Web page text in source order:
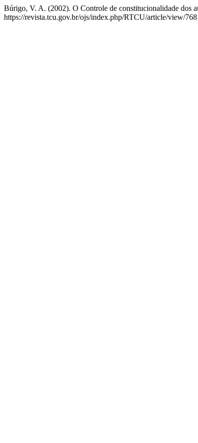
Búrigo, V. A. (2002). O Controle de constitucionalidade dos
https://revista.tcu.gov.br/ojs/index.php/RTCU/article/view/768